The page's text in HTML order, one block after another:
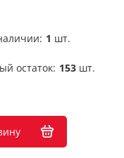
1 шт.
остаток: 153шт.